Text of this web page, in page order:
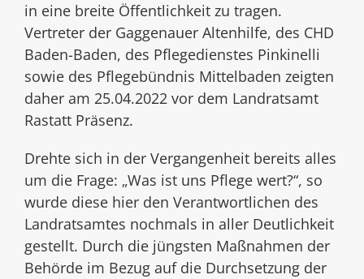
in eine breite Öffentlichkeit zu tragen.
Vertreter der Gaggenauer Altenhilfe, des CHD
Baden-Baden, des Pflegedienstes Pinkinelli
sowie des Pflegebündnis Mittelbaden zeigten
daher am 25.04.2022 vor dem Landratsamt
Rastatt Präsenz.
Drehte sich in der Vergangenheit bereits alles
um die Frage: „Was ist uns Pflege wert?“, so
wurde diese hier den Verantwortlichen des
Landratsamtes nochmals in aller Deutlichkeit
gestellt. Durch die jüngsten Maßnahmen der
Behörde im Bezug auf die Durchsetzung der